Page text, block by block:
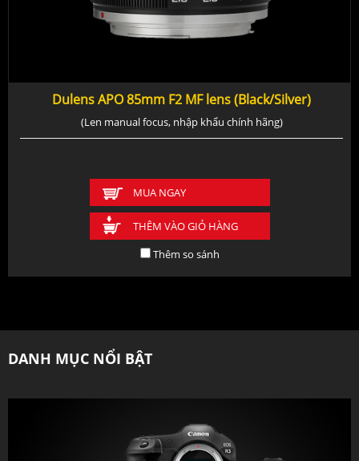
Dulens APO 85mm F2 MF lens (Black/Silver)
(Len manual focus, nhập khẩu chính hãng)
MUA NGAY
THÊM VÀO GIỎ HÀNG
Thêm so sánh
DANH MỤC NỔI BẬT